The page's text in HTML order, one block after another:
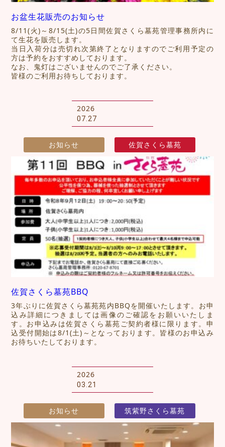
お盆生花販売のお知らせ
8/11(火)～8/15(土)の5日間佐賀さくら墓苑管理事務所内に
て生花を販売します。
当日入荷分は売切れ次第終了となりますのでご利用予定の
方は予約をおすすめしております。
なお、鬼灯はございませんのでご了承ください。
皆様のご利用お待ちしております。
2026
07.27
お知らせ 佐賀さくら墓苑
佐賀さくら墓苑BBQ
3年ぶりに佐賀さくら墓苑苑内BBQを開催いたします。お申
込み詳細につきましては画像のご確認をお願いいたしま
す。お申込みは佐賀さくら墓苑ご契約者様に限ります。申
込受付開始は8/1(土)～となっております。皆様のお申込み
お待ちいたしております。
2026
03.21
お知らせ 筑紫野さくら墓苑